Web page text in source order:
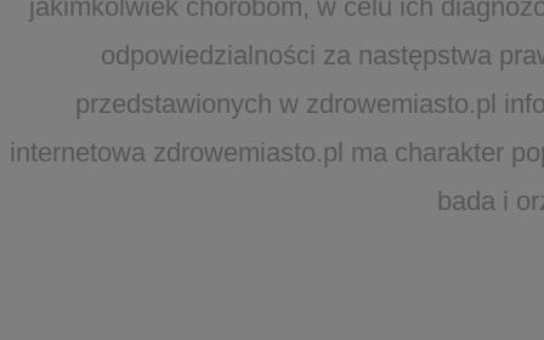
jakimkolwiek chorobom, w celu ich
odpowiedzialności za następstwa
przedstawionych w zdrowemiasto.pl
internetowa zdrowemiasto.pl ma charakter
bada i